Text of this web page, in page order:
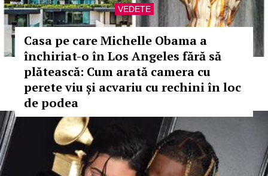
VEDETE
Casa pe care Michelle Obama a
închiriat-o în Los Angeles fără să
plătească: Cum arată camera cu
perete viu și acvariu cu rechini în loc
de podea